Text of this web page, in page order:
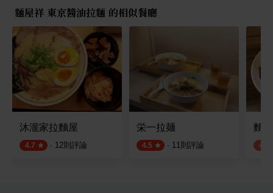
麵屋祥 東京醬油拉麵 的相似餐廳
沐瀧家拉麵屋
4.7 · 12則評論
栄一拉麺
4.5 · 11則評論
麵
4.2